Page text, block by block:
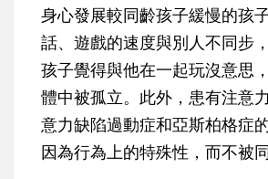
身心發展較同齡孩子緩慢的孩
話、遊戲的速度與別人不同步
孩子覺得與他在一起玩沒意思
體中被孤立。此外，患有注意
意力缺陷過動症和亞斯柏格症
因為行為上的特殊性，而不被